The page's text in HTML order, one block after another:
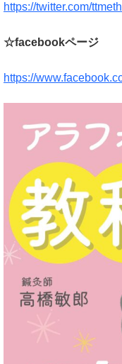
https://twitter.com/
☆facebookページ
https://